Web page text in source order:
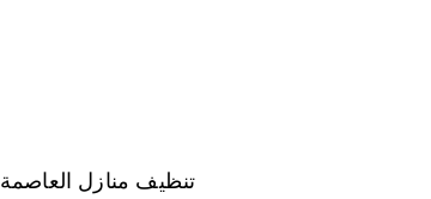
تنظيف منازل العاصمة